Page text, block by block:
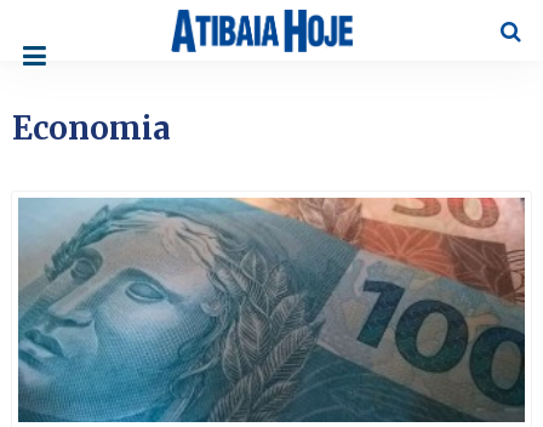
Economia